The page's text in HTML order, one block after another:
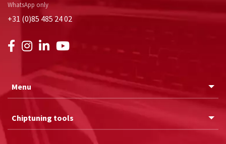
WhatsApp only
+31 (0)85 485 24 02
Menu
Chiptuning tools